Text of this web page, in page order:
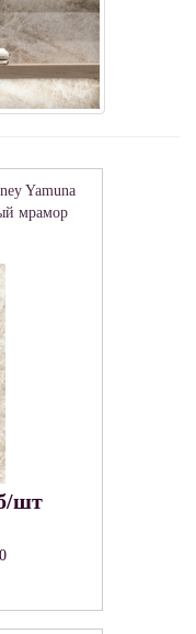
Yamuna
мрамор
шт